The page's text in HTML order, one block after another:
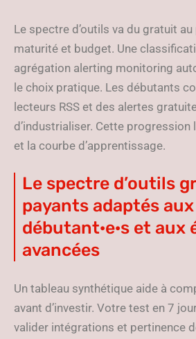
Le spectre d’outils va du gratuit
maturité et budget. Une
agrégation alerting monitoring
le choix pratique. Les débutants
lecteurs RSS et des alertes
d’industrialiser. Cette progression
et la courbe d’apprentissage.
Le spectre d’outils
payants adaptés aux
débutant·e·s et aux
avancées
Un tableau synthétique aide à
avant d’investir. Votre test en 7
valider intégrations et pertinence